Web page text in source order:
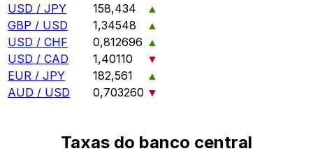
USD / JPY
158,434
▲
GBP / USD
1,34548
▲
USD / CHF
0,812696 ▲
USD / CAD
1,40110
▼
EUR / JPY
182,561
▲
AUD / USD
0,703260 ▼
Taxas do banco central